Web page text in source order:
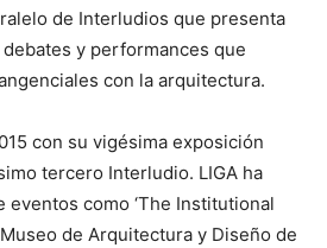
de Interludios que presenta
y performances que
con la arquitectura.
con su vigésima exposición
tercero Interludio. LIGA ha
eventos como ‘The Institutional
de Arquitectura y Diseño de